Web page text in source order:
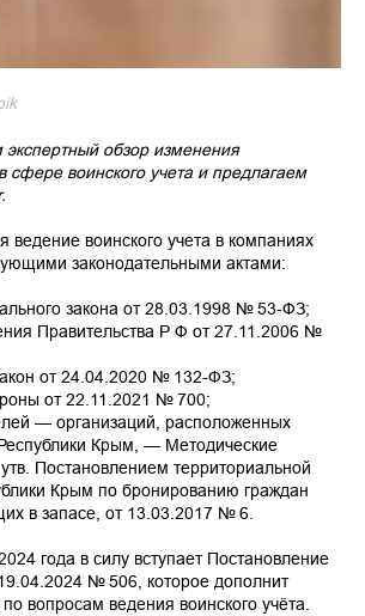
обзор изменения
сфере воинского учета и предлагаем
ведение воинского учета в компаниях
законодательными актами:
закона от 28.03.1998 № 53-ФЗ;
Правительства Р Ф от 27.11.2006 №
от 24.04.2020 № 132-ФЗ;
от 22.11.2021 № 700;
— организаций, расположенных
Крым, — Методические
Постановлением территориальной
Крым по бронированию граждан
в запасе, от 13.03.2017 № 6.
года в силу вступает Постановление
№ 506, которое дополнит
вопросам ведения воинского учёта.